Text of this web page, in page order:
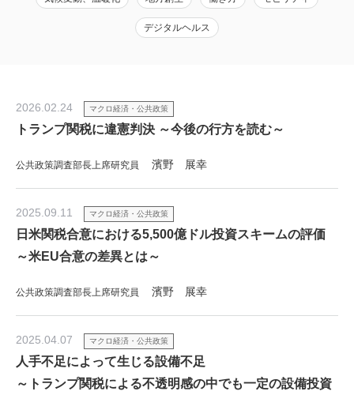
デジタルヘルス
2026.02.24 マクロ経済・公共政策
トランプ関税に違憲判決 ～今後の行方を読む～
公共政策調査部長上席研究員 濱野 展幸
2025.09.11 マクロ経済・公共政策
日米関税合意における5,500億ドル投資スキームの評価
～米EU合意の差異とは～
公共政策調査部長上席研究員 濱野 展幸
2025.04.07 マクロ経済・公共政策
人手不足によって生じる設備不足
～トランプ関税による不透明感の中でも一定の設備投資